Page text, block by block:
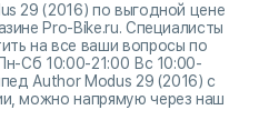
29 (2016) по выгодной цене
Pro-Bike.ru. Специалисты
на все ваши вопросы по
Сб 10:00-21:00 Вс 10:00-
Author Modus 29 (2016) с
можно напрямую через наш